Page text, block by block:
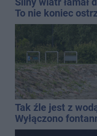
To nie koniec
Tak źle jest z
Wyłączono
dolewkę